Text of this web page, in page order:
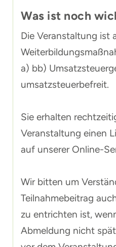
Was ist noch
Die Veranstaltung ist
a) bb)
umsatzsteuerbefreit.
Sie erhalten
Veranstaltung einen
auf unserer Online-
Wir bitten um
Teilnahmebeitrag
zu entrichten ist,
Abmeldung nicht